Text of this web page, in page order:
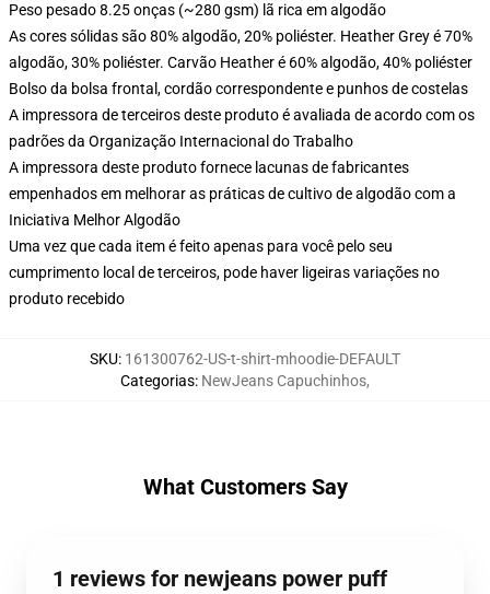
Peso pesado 8.25 onças (~280 gsm) lã rica em algodão
As cores sólidas são 80% algodão, 20% poliéster. Heather Grey é 70%
algodão, 30% poliéster. Carvão Heather é 60% algodão, 40% poliéster
Bolso da bolsa frontal, cordão correspondente e punhos de costelas
A impressora de terceiros deste produto é avaliada de acordo com os
padrões da Organização Internacional do Trabalho
A impressora deste produto fornece lacunas de fabricantes
empenhados em melhorar as práticas de cultivo de algodão com a
Iniciativa Melhor Algodão
Uma vez que cada item é feito apenas para você pelo seu
cumprimento local de terceiros, pode haver ligeiras variações no
produto recebido
SKU: 161300762-US-t-shirt-mhoodie-DEFAULT
Categorias: NewJeans Capuchinhos,
What Customers Say
1 reviews for newjeans power puff